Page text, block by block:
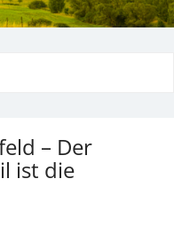
– Der
ist die